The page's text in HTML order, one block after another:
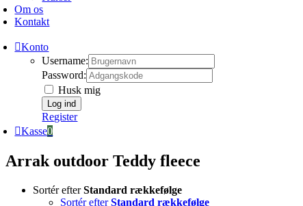
Om os
Kontakt
Konto
Username:
Password:
Husk mig
Register
Kasse0
Arrak outdoor Teddy fleece
Sortér efterStandard rækkefølge
Sortér efterStandard rækkefølge